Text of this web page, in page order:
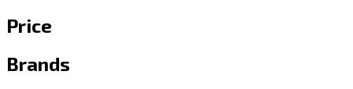
Price
Brands